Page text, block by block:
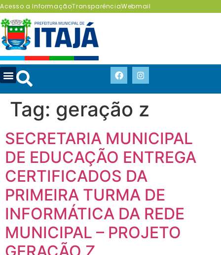
Acesso a InformaçãoTransparênciaWebmail
Tag: geração z
SECRETARIA MUNICIPAL
DE EDUCAÇÃO ENTREGA
CERTIFICADOS DA
PRIMEIRA TURMA DE
INFORMÁTICA DA REDE
MUNICIPAL – PROJETO